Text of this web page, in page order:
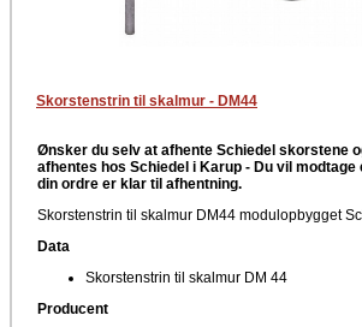
Skorstenstrin til skalmur - DM44
Ønsker du selv at afhente Schiedel skorstene
afhentes hos Schiedel i Karup - Du vil
din ordre er klar til afhentning.
Skorstenstrin til skalmur DM44 modulopbygget
Data
Skorstenstrin til skalmur DM 44
Producent